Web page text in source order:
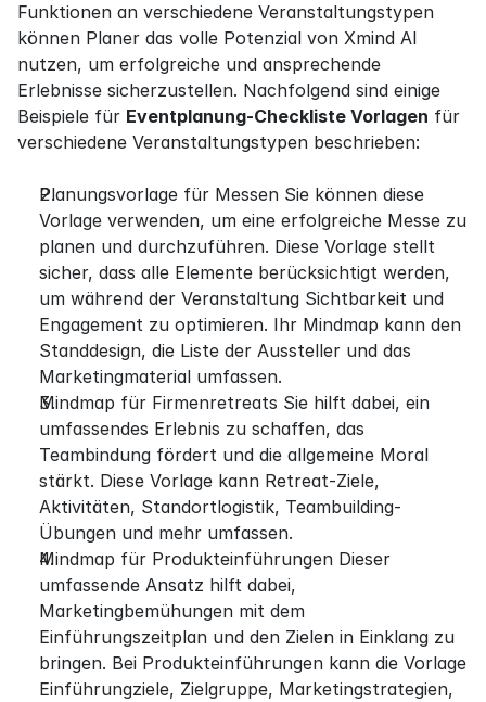
Funktionen an verschiedene Veranstaltungstypen
können Planer das volle Potenzial von Xmind AI
nutzen, um erfolgreiche und ansprechende
Erlebnisse sicherzustellen. Nachfolgend sind einige
Beispiele für Eventplanung-Checkliste Vorlagen für
verschiedene Veranstaltungstypen beschrieben:
Planungsvorlage für Messen Sie können diese
Vorlage verwenden, um eine erfolgreiche Messe zu
planen und durchzuführen. Diese Vorlage stellt
sicher, dass alle Elemente berücksichtigt werden,
um während der Veranstaltung Sichtbarkeit und
Engagement zu optimieren. Ihr Mindmap kann den
Standdesign, die Liste der Aussteller und das
Marketingmaterial umfassen.
Mindmap für Firmenretreats Sie hilft dabei, ein
umfassendes Erlebnis zu schaffen, das
Teambindung fördert und die allgemeine Moral
stärkt. Diese Vorlage kann Retreat-Ziele,
Aktivitäten, Standortlogistik, Teambuilding-
Übungen und mehr umfassen.
Mindmap für Produkteinführungen Dieser
umfassende Ansatz hilft dabei,
Marketingbemühungen mit dem
Einführungszeitplan und den Zielen in Einklang zu
bringen. Bei Produkteinführungen kann die Vorlage
Einführungziele, Zielgruppe, Marketingstrategien,